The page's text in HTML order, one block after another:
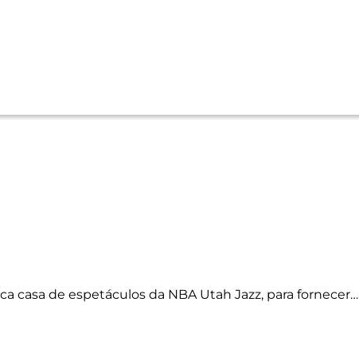
casa de espetáculos da NBA Utah Jazz, para fornecer…